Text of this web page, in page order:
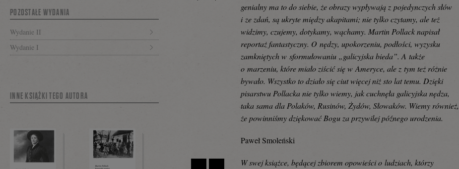
genialny ma to do siebie, że obrazy wypływają z pojedynczych słów
i ze zdań, są ukryte między akapitami; nie tylko czytamy, ale też
widzimy, czujemy, dotykamy, wąchamy. Martin Pollack napisał
reportaż fantastyczny. O nędzy, upokorzeniu, podłości, wyzysku
zamkniętych w sformułowaniu „galicyjska bieda”. A także
o marzeniu, które miało ziścić się w Ameryce, ale z tym też różnie
bywało. Wszystko to działo się ciut więcej niż sto lat temu. Dzięki
pisarstwu Pollacka nie tylko wiemy, jak cuchnęła galicyjska nędza,
taka sama dla Polaków, Rusinów, Żydów, Słowaków. Wiemy również,
że powinniśmy dziękować Bogu za przywilej późnego urodzenia.
Paweł Smoleński
W swej książce, będącej zbiorem opowieści o ludziach, którzy
POZOSTAŁE WYDANIA
Wydanie II
Wydanie I
INNE KSIĄŻKI TEGO AUTORA